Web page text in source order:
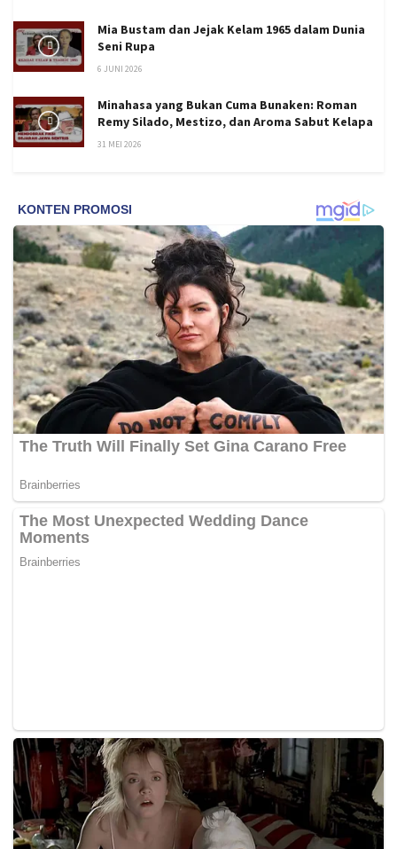
Mia Bustam dan Jejak Kelam 1965 dalam Dunia
Seni Rupa
6 JUNI 2026
Minahasa yang Bukan Cuma Bunaken: Roman
Remy Silado, Mestizo, dan Aroma Sabut Kelapa
31 MEI 2026